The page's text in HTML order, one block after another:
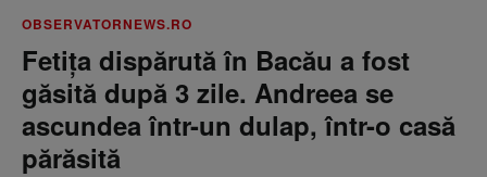
OBSERVATORNEWS.RO
Fetiţa dispărută în Bacău a fost
găsită după 3 zile. Andreea se
ascundea într-un dulap, într-o casă
părăsită